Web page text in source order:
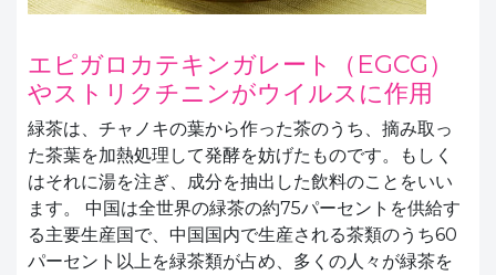
エピガロカテキンガレート（EGCG）
やストリクチニンがウイルスに作用
緑茶は、チャノキの葉から作った茶のうち、摘み取っ
た茶葉を加熱処理して発酵を妨げたものです。もしく
はそれに湯を注ぎ、成分を抽出した飲料のことをいい
ます。 中国は全世界の緑茶の約75パーセントを供給す
る主要生産国で、中国国内で生産される茶類のうち60
パーセント以上を緑茶類が占め、多くの人々が緑茶を